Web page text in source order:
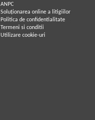
ANPC
Soluționarea online a litigiilor
Politica de confidentialitate
Termeni si conditii
Utilizare cookie-uri